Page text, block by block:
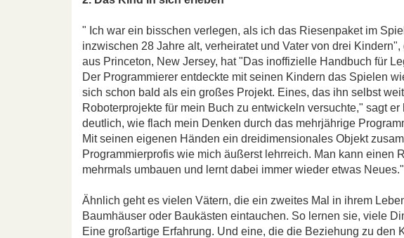
" Ich war ein bisschen verlegen, als ich das Riesenpaket im
inzwischen 28 Jahre alt, verheiratet und Vater von drei
aus Princeton, New Jersey, hat "Das inoffizielle Handbuch für
Der Programmierer entdeckte mit seinen Kindern das Spielen
sich schon bald als ein großes Projekt. Eines, das ihn selbst
Roboterprojekte für mein Buch zu entwickeln versuchte," sagt
deutlich, wie flach mein Denken durch das mehrjährige
Mit seinen eigenen Händen ein dreidimensionales Objekt
Programmierprofis wie mich äußerst lehrreich. Man kann einen
mehrmals umbauen und lernt dabei immer wieder etwas Neues."
Ähnlich geht es vielen Vätern, die ein zweites Mal in ihrem
Baumhäuser oder Baukästen eintauchen. So lernen sie, viele
Eine großartige Erfahrung. Und eine, die die Beziehung zu den